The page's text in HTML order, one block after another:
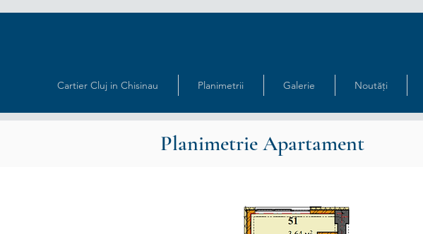
Cartier Cluj in Chisinau Planimetrii Galerie Noutăți
Planimetrie Apartament